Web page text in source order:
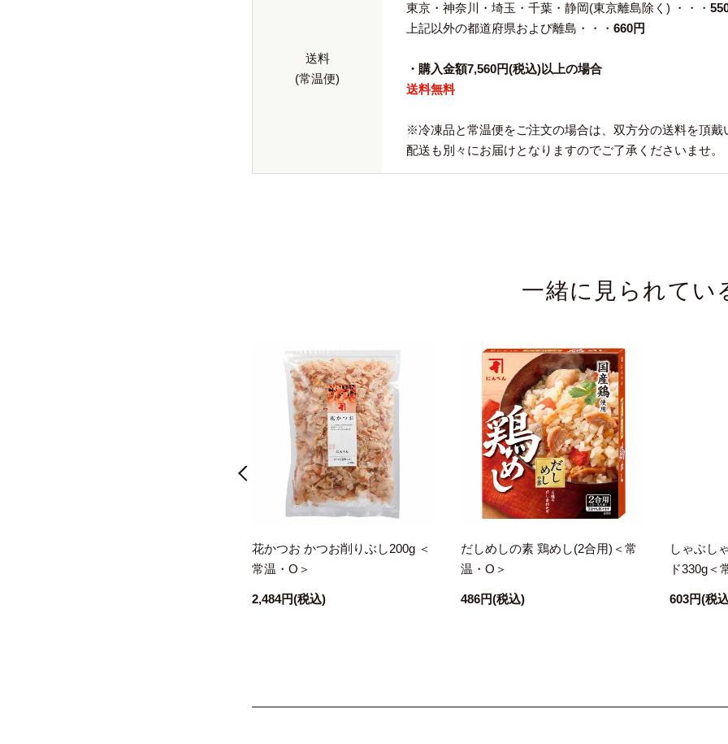
送料
(常温便)
東京・神奈川・埼玉・千葉・静岡(東京離島除く) ・・・
上記以外の都道府県および離島・・・ 660円
・購入金額7,560円(税込)以上の場合
送料無料
※冷凍品と常温便をご注文の場合は、双方分の送料を頂戴
配送も別々にお届けとなりますのでご了承くださいませ。
一緒に見られてい
花かつお かつお削りぶし200g ＜
常温・O＞
2,484円(税込)
だしめしの素 鶏めし(2合用)＜常
温・O＞
486円(税込)
しゃぶし
ド330g＜
603円(税